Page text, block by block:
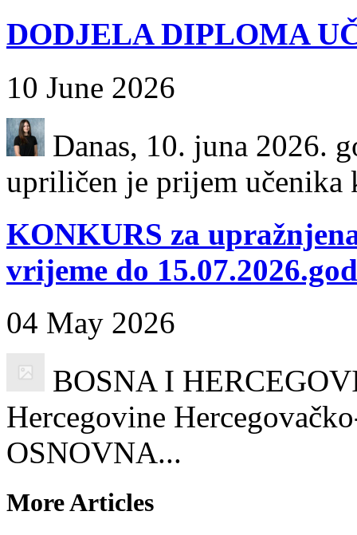
DODJELA DIPLOMA
10 June 2026
Danas, 10. juna 2026.
upriličen je prijem učenika
KONKURS za
vrijeme do
04 May 2026
BOSNA I
Hercegovine
OSNOVNA...
More Articles